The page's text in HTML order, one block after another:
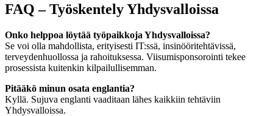
FAQ – Työskentely Yhdysvalloissa
Onko helppoa löytää työpaikkoja Yhdysvalloissa?
Se voi olla mahdollista, erityisesti IT:ssä, insinööritehtävissä,
terveydenhuollossa ja rahoituksessa. Viisumisponsorointi tekee
prosessista kuitenkin kilpailullisemman.
Pitääkö minun osata englantia?
Kyllä. Sujuva englanti vaaditaan lähes kaikkiin tehtäviin
Yhdysvalloissa.